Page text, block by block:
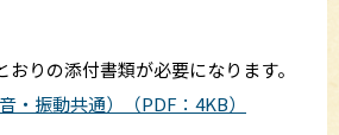
りの添付書類が必要になります。
・振動共通）（PDF：4KB）